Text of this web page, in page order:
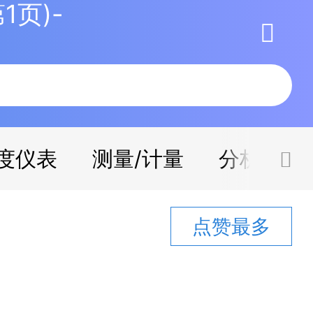
页)-
仪表 测量/计量 分析检测
点赞最多